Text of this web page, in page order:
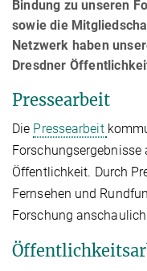
Bindung zu unseren
sowie die
Netzwerk haben
Dresdner
Pressearbeit
Die Pressearbeit
Öffentlichkeit. Durch
Fernsehen und
Forschung